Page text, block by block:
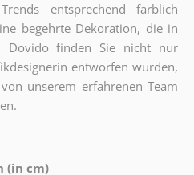
entsprechend farblich
begehrte Dekoration, die in
Dovido finden Sie nicht nur
entworfen wurden,
unserem erfahrenen Team
(in cm)